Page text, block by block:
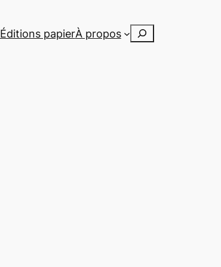
Éditions papierÀ propos Rechercher